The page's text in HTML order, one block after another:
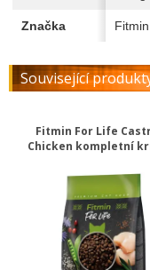
Značka
Související
Fitmin For Life
Chicken kompletní